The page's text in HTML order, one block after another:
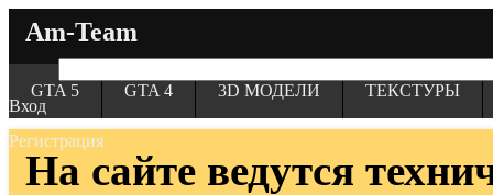
Am-Team
Вход
Регистрация
GTA 5 GTA 4 3D МОДЕЛИ ТЕКСТУРЫ
На сайте ведутся